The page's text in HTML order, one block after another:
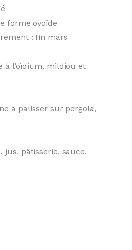
forme ovoïde
: fin mars
à l’oïdium, mildiou et
à palisser sur pergola,
jus, pâtisserie, sauce,